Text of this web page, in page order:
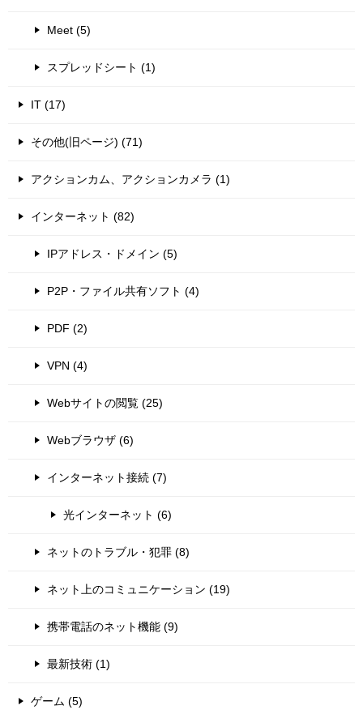
Meet (5)
スプレッドシート (1)
IT (17)
その他(旧ページ) (71)
アクションカム、アクションカメラ (1)
インターネット (82)
IPアドレス・ドメイン (5)
P2P・ファイル共有ソフト (4)
PDF (2)
VPN (4)
Webサイトの閲覧 (25)
Webブラウザ (6)
インターネット接続 (7)
光インターネット (6)
ネットのトラブル・犯罪 (8)
ネット上のコミュニケーション (19)
携帯電話のネット機能 (9)
最新技術 (1)
ゲーム (5)